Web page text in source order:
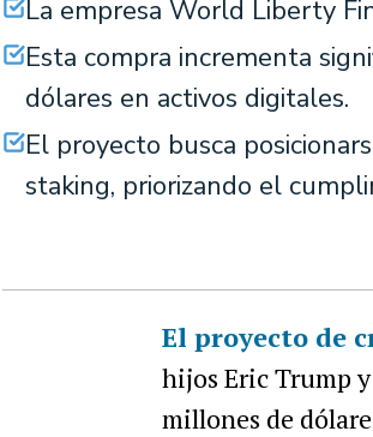
La empresa World Liberty
Esta compra incrementa
dólares en activos digitales.
El proyecto busca
staking, priorizando el
El proyecto de
hijos Eric Trump
millones de